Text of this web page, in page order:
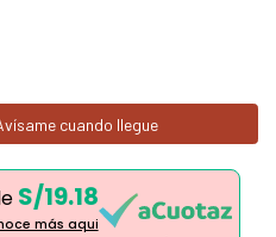
cuando llegue
S/19.18
más aqui